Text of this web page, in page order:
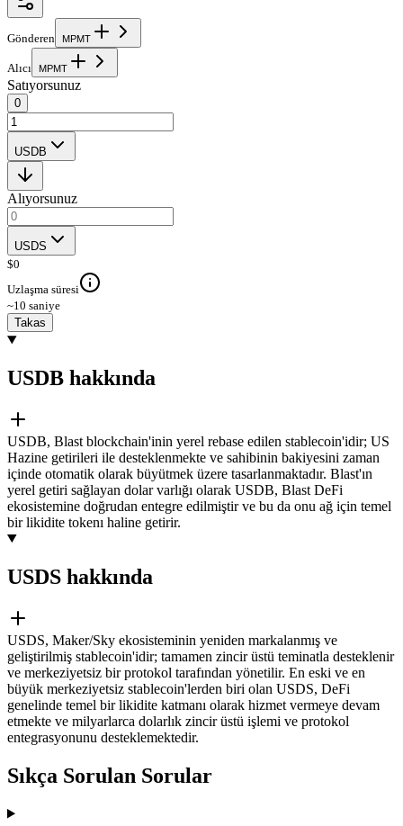
Gönderen MPMT
Alıcı MPMT
Satıyorsunuz
0
USDB
Alıyorsunuz
USDS
$0
Uzlaşma süresi
~10 saniye
Takas
USDB hakkında
USDB, Blast blockchain'inin yerel rebase edilen stablecoin'idir; US
Hazine getirileri ile desteklenmekte ve sahibinin bakiyesini zaman
içinde otomatik olarak büyütmek üzere tasarlanmaktadır. Blast'ın
yerel getiri sağlayan dolar varlığı olarak USDB, Blast DeFi
ekosistemine doğrudan entegre edilmiştir ve bu da onu ağ için temel
bir likidite tokenı haline getirir.
USDS hakkında
USDS, Maker/Sky ekosisteminin yeniden markalanmış ve
geliştirilmiş stablecoin'idir; tamamen zincir üstü teminatla desteklenir
ve merkeziyetsiz bir protokol tarafından yönetilir. En eski ve en
büyük merkeziyetsiz stablecoin'lerden biri olan USDS, DeFi
genelinde temel bir likidite katmanı olarak hizmet vermeye devam
etmekte ve milyarlarca dolarlık zincir üstü işlemi ve protokol
entegrasyonunu desteklemektedir.
Sıkça Sorulan Sorular